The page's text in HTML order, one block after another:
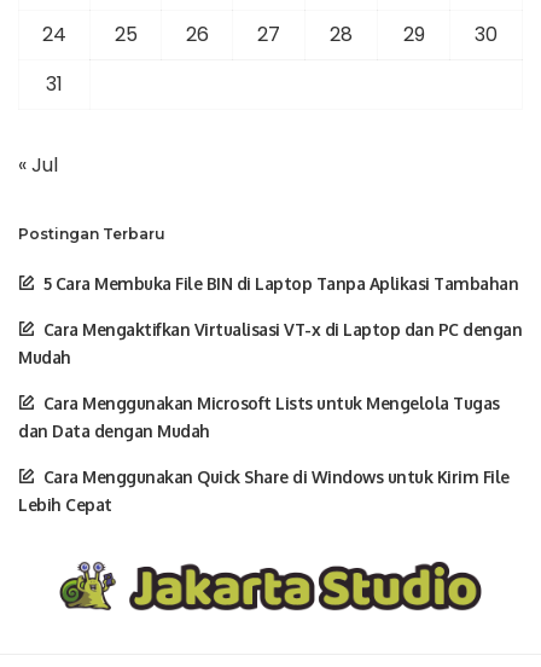
24
25 26 27 28 29
30
31
« Jul
Postingan Terbaru
5 Cara Membuka File BIN di Laptop Tanpa Aplikasi Tambahan
Cara Mengaktifkan Virtualisasi VT-x di Laptop dan PC dengan
Mudah
Cara Menggunakan Microsoft Lists untuk Mengelola Tugas
dan Data dengan Mudah
Cara Menggunakan Quick Share di Windows untuk Kirim File
Lebih Cepat